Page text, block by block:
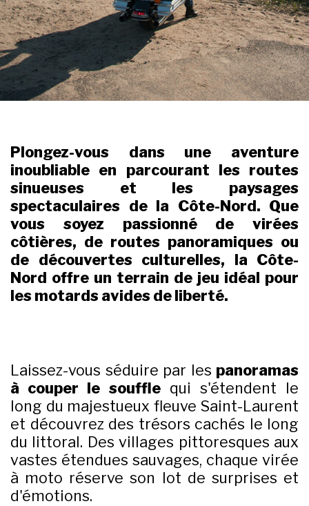
Plongez-vous dans une aventure
inoubliable en parcourant les routes
sinueuses et les paysages
spectaculaires de la Côte-Nord. Que
vous soyez passionné de virées
côtières, de routes panoramiques ou
de découvertes culturelles, la Côte-
Nord offre un terrain de jeu idéal pour
les motards avides de liberté.
Laissez-vous séduire par les panoramas
à couper le soufflequi s'étendent le
long du majestueux fleuve Saint-Laurent
et découvrez des trésors cachés le long
du littoral. Des villages pittoresques aux
vastes étendues sauvages, chaque virée
à moto réserve son lot de surprises et
d'émotions.